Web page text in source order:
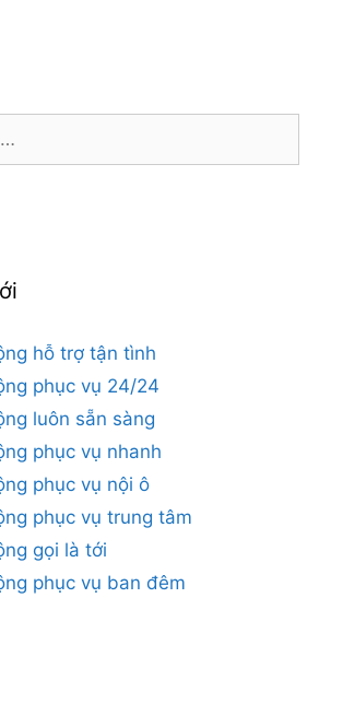
hỗ trợ tận tình
phục vụ 24/24
luôn sẵn sàng
phục vụ nhanh
phục vụ nội ô
phục vụ trung tâm
gọi là tới
phục vụ ban đêm